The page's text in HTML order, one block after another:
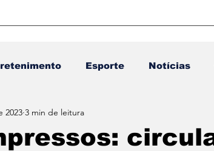
Esporte Notícias
2 DESTAQUES 3
2023 3 min de leitura